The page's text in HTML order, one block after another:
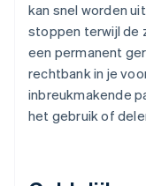
kan snel worden
stoppen terwijl de
een permanent
rechtbank in je
inbreukmakende
het gebruik of